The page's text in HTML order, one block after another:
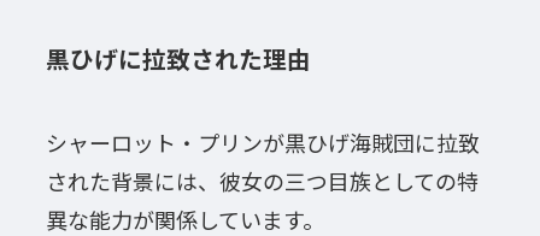
黒ひげに拉致された理由
シャーロット・プリンが黒ひげ海賊団に拉致
された背景には、彼女の三つ目族としての特
異な能力が関係しています。